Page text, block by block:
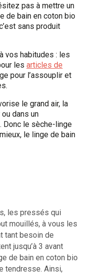
pas à mettre un
de bain en coton bio
sans produit
vos habitudes : les
les articles de
pour l’assouplir et
le grand air, la
dans un
Donc le sèche-linge
le linge de bain
les pressés qui
mouillés, à vous les
tant besoin de
jusqu’à 3 avant
de bain en coton bio
tendresse. Ainsi,